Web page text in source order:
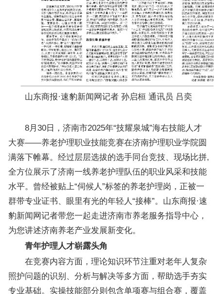
山东商报·速豹新闻网记者 孙启桓 通讯员 吕奕
8月30日，济南市2025年“技耀泉城”海右技能人才
大赛——养老护理职业技能竞赛在济南护理职业学院圆
满落下帷幕。经过层层选拔的选手同台竞技、现场比拼,
全方位展示了济南一线养老护理队伍的职业风采和技能
水平。曾经被贴上“伺候人”标签的养老护理岗，正被一
群带专业证书、眼里有光的年轻人“接棒”。山东商报·速
豹新闻网记者带您一起走进济南市养老服务指导中心，
为您讲述济南养老产业发展新变化。
青年护理人才崭露头角
在竞赛内容方面，理论知识环节注重对老年人复杂
照护问题的识别、分析与解决等多方面，帮助选手夯实
专业基础。实操技能部分则包含单项赛与组合赛，覆盖